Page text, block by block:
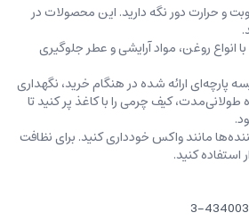
و حرارت دور نگه دارید. این محصولات در
روغن‌، مواد آرایشی و عطر جلوگیری
پارچه‌ای ارائه شده در هنگام خرید، ‌نگهداری
کیف‌ چرمی را با کاغذ پر کنید تا
مانند واکس خودداری کنید. برای نظافت
استفاده کنید.